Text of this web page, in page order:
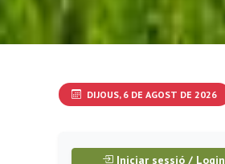
DIJOUS, 6 DE AGOST DE 2026
Iniciar sessió / Login